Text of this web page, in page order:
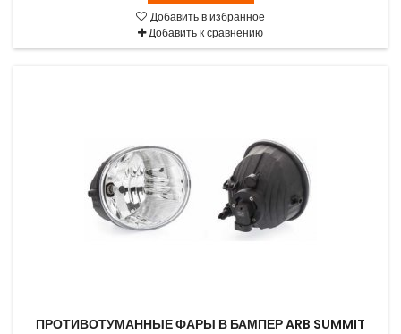
Добавить в избранное
Добавить к сравнению
ПРОТИВОТУМАННЫЕ ФАРЫ В БАМПЕР ARB SUMMIT